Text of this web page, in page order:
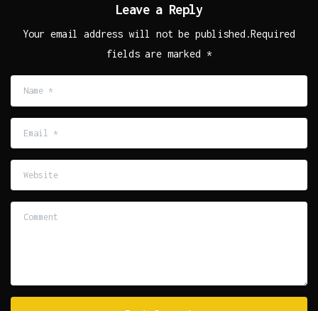
Leave a Reply
Your email address will not be published.Required
fields are marked *
*
Website